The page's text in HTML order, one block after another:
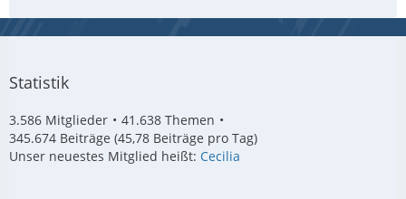
Statistik
3.586 Mitglieder
41.638 Themen
345.674 Beiträge (45,78 Beiträge pro Tag)
Unser neuestes Mitglied heißt: Cecilia